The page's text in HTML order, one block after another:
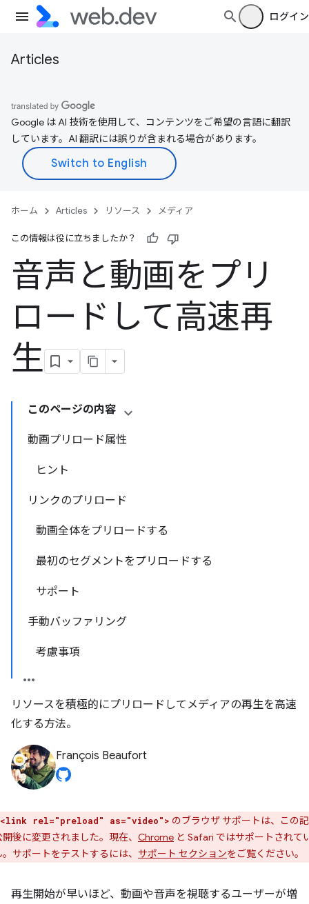
ログイン
Articles
Google は AI 技術を使用して、コンテンツをご希望の言語に翻訳
しています。AI 翻訳には誤りが含まれる場合があります。
ホーム Articles リソース メディア
この情報は役に立ちましたか？
音声と動画をプリ
ロードして高速再
生
このページの内容
動画プリロード属性
ヒント
リンクのプリロード
動画全体をプリロードする
最初のセグメントをプリロードする
サポート
手動バッファリング
考慮事項
リソースを積極的にプリロードしてメディアの再生を高速
化する方法。
François Beaufort
<link rel="preload" as="video"> のブラウザ サポートは、この
後に変更されました。現在、 Chrome と Safari ではサポートされて
サポートをテストするには、 サポート セクションをご覧ください。
再生開始が早いほど、動画や音声を視聴するユーザーが増